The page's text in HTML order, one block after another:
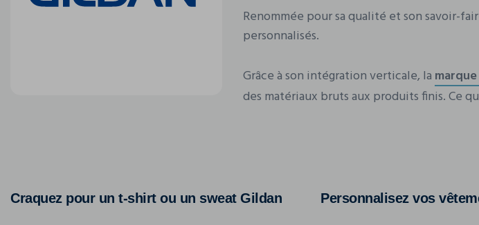
Renommée pour sa qualité et son savoir-
personnalisés.
Grâce à son intégration verticale, la
des matériaux bruts aux produits finis. Ce
Craquez pour un t-shirt ou un sweat Gildan Personnalisez vos